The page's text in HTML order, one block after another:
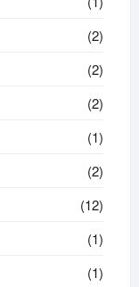
(2)
(2)
(2)
(1)
(2)
(12)
(1)
(1)